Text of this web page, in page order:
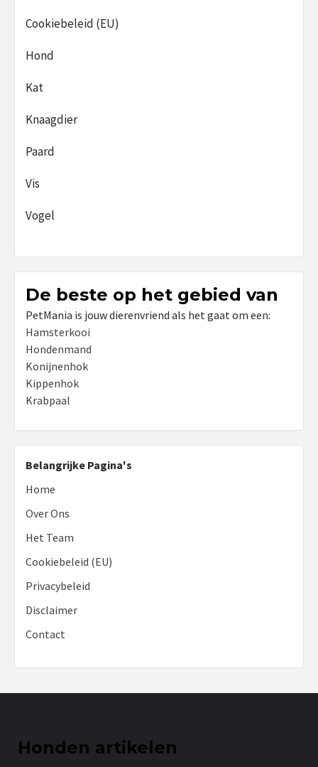
Cookiebeleid (EU)
Hond
Kat
Knaagdier
Paard
Vis
Vogel
De beste op het gebied van
PetMania is jouw dierenvriend als het gaat om een:
Hamsterkooi
Hondenmand
Konijnenhok
Kippenhok
Krabpaal
Belangrijke Pagina's
Home
Over Ons
Het Team
Cookiebeleid (EU)
Privacybeleid
Disclaimer
Contact
Honden artikelen